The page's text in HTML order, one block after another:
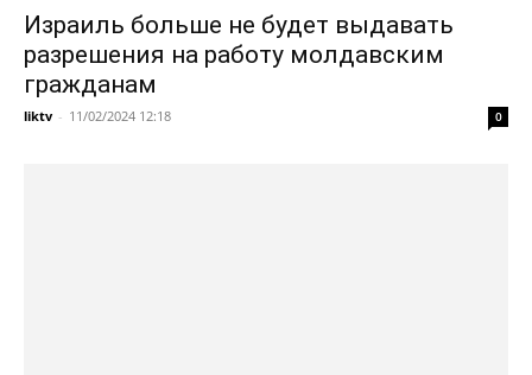
Израиль больше не будет выдавать
разрешения на работу молдавским
гражданам
liktv - 11/02/2024 12:18 0